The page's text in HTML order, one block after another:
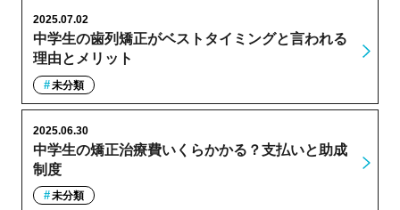
中学生の歯列矯正がベストタイミングと言われる
理由とメリット
2025.07.02
未分類
中学生の矯正治療費いくらかかる？支払いと助成
制度
2025.06.30
未分類